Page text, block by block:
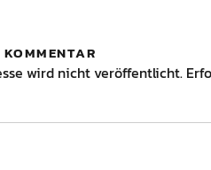
wird nicht veröffentlicht.